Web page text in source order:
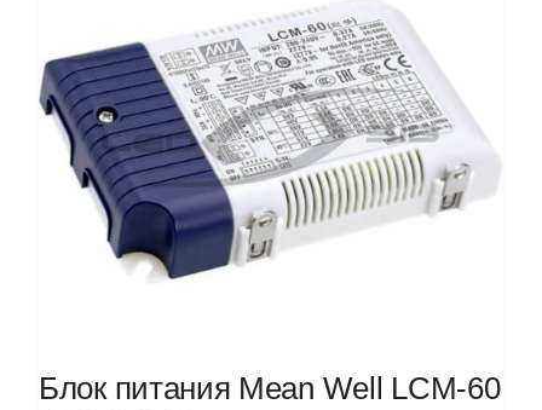
Блок питания Mean Well LCM-60